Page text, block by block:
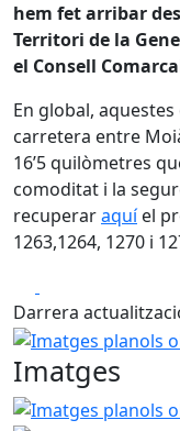
hem fet arribar
Territori de la
el Consell
En global,
carretera entre
16’5 quilòmetres
comoditat i la
recuperaraquíel
1263,1264, 1270 i
Darrera
Imatges planols
Imatges
Imatges planols